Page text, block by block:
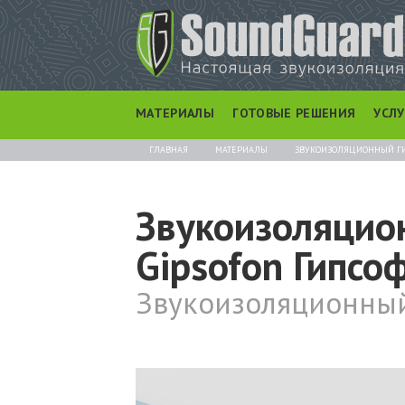
МАТЕРИАЛЫ ГОТОВЫЕ РЕШЕНИЯ
ГЛАВНАЯ МАТЕРИАЛЫ ЗВУКОИЗОЛЯЦИОННЫЙ
Gipsofon